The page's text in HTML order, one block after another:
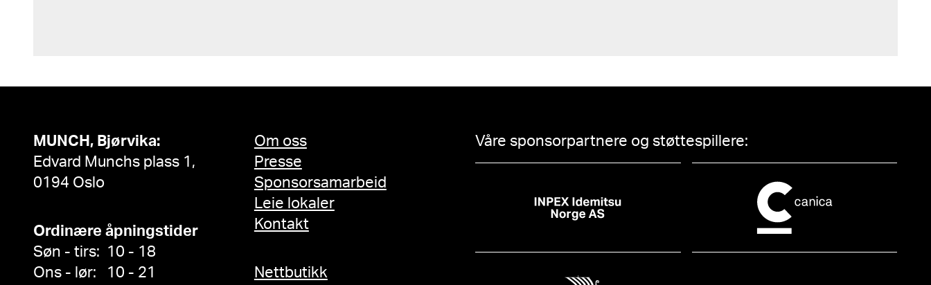
MUNCH, Bjørvika:
Edvard Munchs plass 1,
0194 Oslo
Ordinære åpningstider
Søn - tirs: 10 - 18
Ons - lør: 10 - 21
Om oss
Presse
Sponsorsamarbeid
Leie lokaler
Kontakt
Nettbutikk
Våre sponsorpartnere og støttespillere: